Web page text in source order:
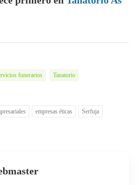
funerarios Tanatorio
empresas éticas
Serfuja